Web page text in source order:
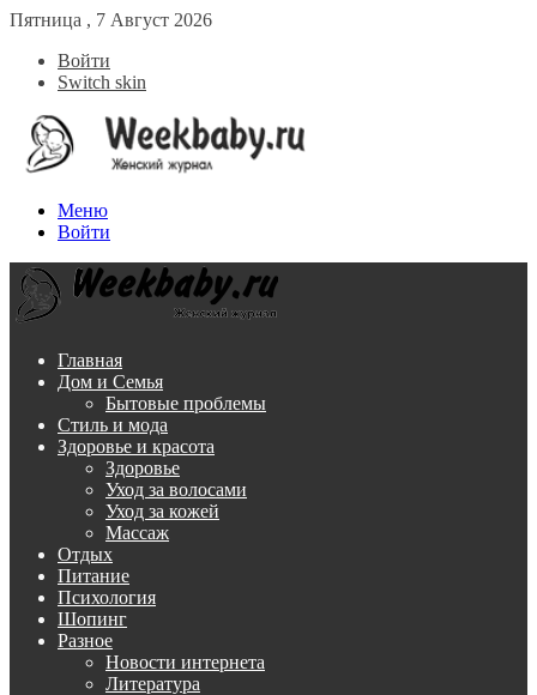
Пятница , 7 Август 2026
Войти
Switch skin
Меню
Войти
Главная
Дом и Семья
Бытовые проблемы
Стиль и мода
Здоровье и красота
Здоровье
Уход за волосами
Уход за кожей
Массаж
Отдых
Питание
Психология
Шопинг
Разное
Новости интернета
Литература